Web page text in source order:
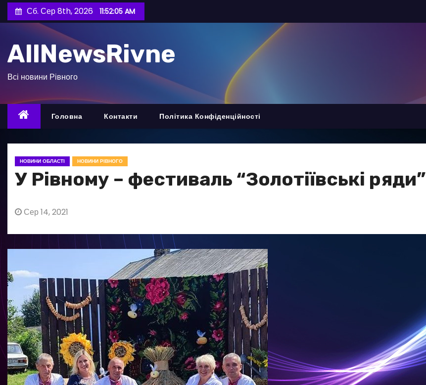
е
д
Сб. Сер 8th, 2026 11:52:07 AM
AllNewsRivne
Всі новини Рівного
Головна Контакти Політика Конфіденційності
НОВИНИ ОБЛАСТІ НОВИНИ РІВНОГО
У Рівному – фестиваль “Золотіївські ряди”
Сер 14, 2021